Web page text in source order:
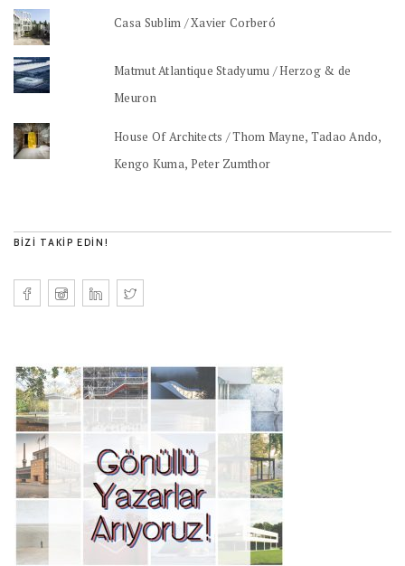
Casa Sublim / Xavier Corberó
Matmut Atlantique Stadyumu / Herzog & de
Meuron
House Of Architects / Thom Mayne, Tadao Ando,
Kengo Kuma, Peter Zumthor
BIZI TAKIP EDIN!